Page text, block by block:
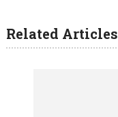
Related Articles